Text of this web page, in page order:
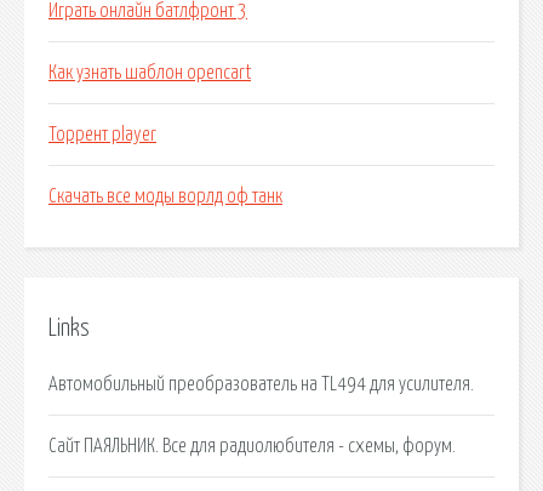
Играть онлайн батлфронт 3
Как узнать шаблон opencart
Торрент player
Скачать все моды ворлд оф танк
Links
Автомобильный преобразователь на TL494 для усилителя.
Сайт ПАЯЛЬНИК. Все для радиолюбителя - схемы, форум.